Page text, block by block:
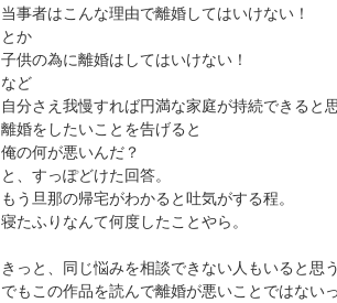
当事者はこんな理由で離婚してはいけない！
とか
子供の為に離婚はしてはいけない！
など
自分さえ我慢すれば円満な家庭が持続できると
離婚をしたいことを告げると
俺の何が悪いんだ？
と、すっぽどけた回答。
もう旦那の帰宅がわかると吐気がする程。
寝たふりなんて何度したことやら。
きっと、同じ悩みを相談できない人もいると思う
でもこの作品を読んで離婚が悪いことではない